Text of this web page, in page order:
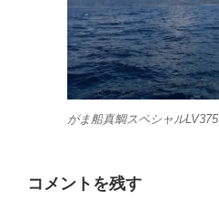
がま船真鯛スペシャルLV375
コメントを残す